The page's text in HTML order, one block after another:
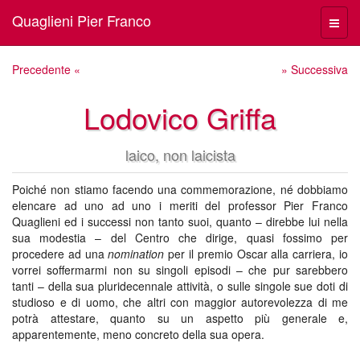
Menù
Quaglieni Pier Franco
Precedente « » Successiva
Lodovico Griffa
laico, non laicista
Poiché non stiamo facendo una commemorazione, né dobbiamo
elencare ad uno ad uno i meriti del professor Pier Franco
Quaglieni ed i successi non tanto suoi, quanto – direbbe lui nella
sua modestia – del Centro che dirige, quasi fossimo per
procedere ad unanomination per il premio Oscar alla carriera, io
vorrei soffermarmi non su singoli episodi – che pur sarebbero
tanti – della sua pluridecennale attività, o sulle singole sue doti di
studioso e di uomo, che altri con maggior autorevolezza di me
potrà attestare, quanto su un aspetto più generale e,
apparentemente, meno concreto della sua opera.